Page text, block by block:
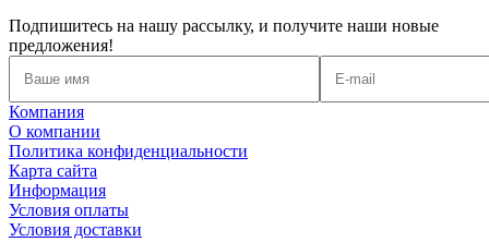
Подпишитесь на нашу рассылку, и получите наши новые
предложения!
Компания
О компании
Политика конфиденциальности
Карта сайта
Информация
Условия оплаты
Условия доставки